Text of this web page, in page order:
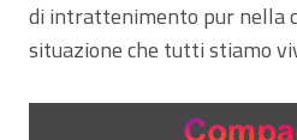
di intrattenimento pur nella
situazione che tutti stiamo